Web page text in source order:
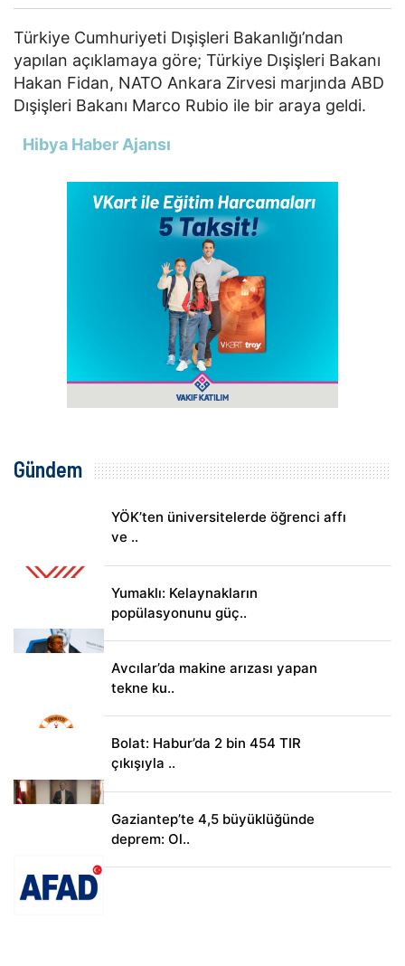
Türkiye Cumhuriyeti Dışişleri Bakanlığı’ndan
yapılan açıklamaya göre; Türkiye Dışişleri Bakanı
Hakan Fidan, NATO Ankara Zirvesi marjında ABD
Dışişleri Bakanı Marco Rubio ile bir araya geldi.
Hibya Haber Ajansı
Gündem
YÖK’ten üniversitelerde öğrenci affı
ve ..
Yumaklı: Kelaynakların
popülasyonunu güç..
Avcılar’da makine arızası yapan
tekne ku..
Bolat: Habur’da 2 bin 454 TIR
çıkışıyla ..
Gaziantep’te 4,5 büyüklüğünde
deprem: Ol..